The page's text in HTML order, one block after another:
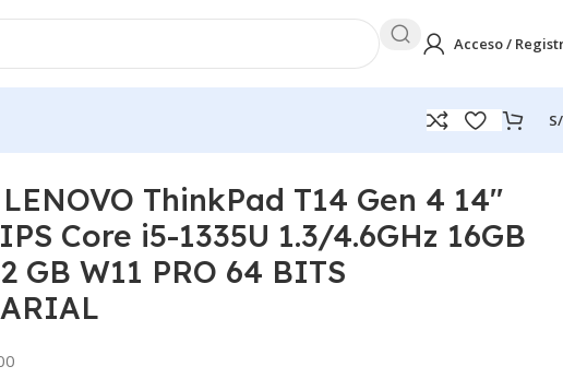
Acceso /
S/
GB W11 PRO 64 BITS EMPRESARIAL
LENOVO ThinkPad T14 Gen 4 14″
Core i5-1335U 1.3/4.6GHz 16GB
GB W11 PRO 64 BITS